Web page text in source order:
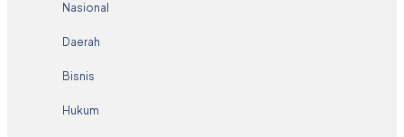
Nasional
Daerah
Bisnis
Hukum